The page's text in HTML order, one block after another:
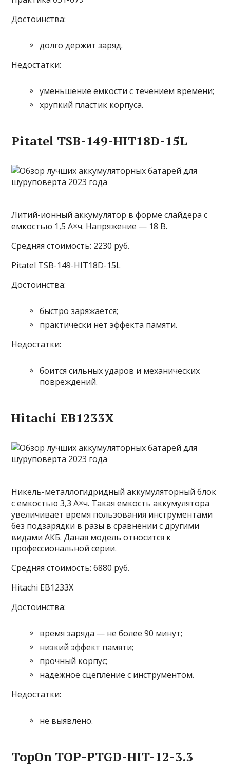
Достоинства:
долго держит заряд.
Недостатки:
уменьшение емкости с течением времени;
хрупкий пластик корпуса.
Pitatel TSB-149-HIT18D-15L
Литий-ионный аккумулятор в форме слайдера с
емкостью 1,5 А×ч. Напряжение — 18 В.
Средняя стоимость: 2230 руб.
Pitatel TSB-149-HIT18D-15L
Достоинства:
быстро заряжается;
практически нет эффекта памяти.
Недостатки:
боится сильных ударов и механических
повреждений.
Hitachi EB1233X
Никель-металлогидридный аккумуляторный блок
с емкостью 3,3 А×ч. Такая емкость аккумулятора
увеличивает время пользования инструментами
без подзарядки в разы в сравнении с другими
видами АКБ. Даная модель относится к
профессиональной серии.
Средняя стоимость: 6880 руб.
Hitachi EB1233X
Достоинства:
время заряда — не более 90 минут;
низкий эффект памяти;
прочный корпус;
надежное сцепление с инструментом.
Недостатки:
не выявлено.
TopOn TOP-PTGD-HIT-12-3.3